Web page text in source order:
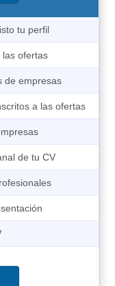
tu perfil
las ofertas
de empresas
a las ofertas
de tu CV